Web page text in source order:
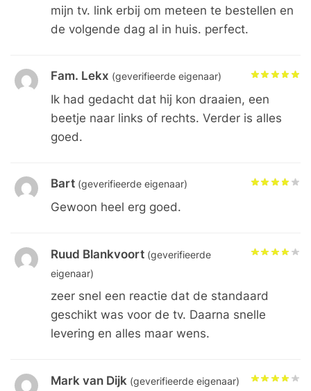
mijn tv. link erbij om meteen te bestellen en
de volgende dag al in huis. perfect.
Fam. Lekx (geverifieerde eigenaar)
Ik had gedacht dat hij kon draaien, een
beetje naar links of rechts. Verder is alles
goed.
Bart (geverifieerde eigenaar)
Gewoon heel erg goed.
Ruud Blankvoort (geverifieerde
eigenaar)
zeer snel een reactie dat de standaard
geschikt was voor de tv. Daarna snelle
levering en alles maar wens.
Mark van Dijk (geverifieerde eigenaar)